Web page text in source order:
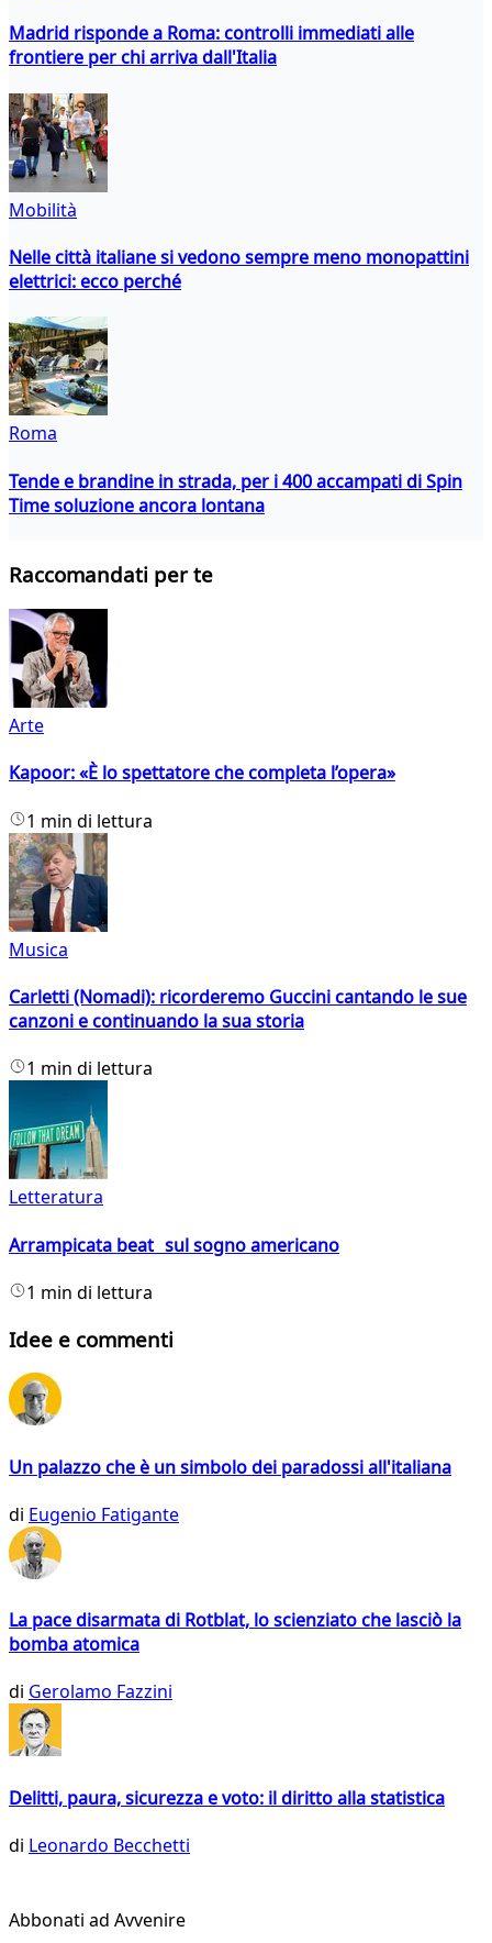
Madrid risponde a Roma: controlli immediati alle
frontiere per chi arriva dall'Italia
Mobilità
Nelle città italiane si vedono sempre meno monopattini
elettrici: ecco perché
Roma
Tende e brandine in strada, per i 400 accampati di Spin
Time soluzione ancora lontana
Raccomandati per te
Arte
Kapoor: «È lo spettatore che completa l’opera»
1 min di lettura
Musica
Carletti (Nomadi): ricorderemo Guccini cantando le sue
canzoni e continuando la sua storia
1 min di lettura
Letteratura
Arrampicata beat sul sogno americano
1 min di lettura
Idee e commenti
Un palazzo che è un simbolo dei paradossi all'italiana
di Eugenio Fatigante
La pace disarmata di Rotblat, lo scienziato che lasciò la
bomba atomica
di Gerolamo Fazzini
Delitti, paura, sicurezza e voto: il diritto alla statistica
di Leonardo Becchetti
Abbonati ad Avvenire